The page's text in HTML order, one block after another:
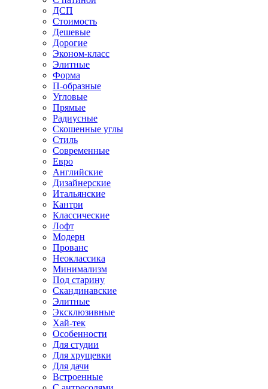
ДСП
Стоимость
Дешевые
Дорогие
Эконом-класс
Элитные
Форма
П-образные
Угловые
Прямые
Радиусные
Скошенные углы
Стиль
Современные
Евро
Английские
Дизайнерские
Итальянские
Кантри
Классические
Лофт
Модерн
Прованс
Неоклассика
Минимализм
Под старину
Скандинавские
Элитные
Эксклюзивные
Хай-тек
Особенности
Для студии
Для хрущевки
Для дачи
Встроенные